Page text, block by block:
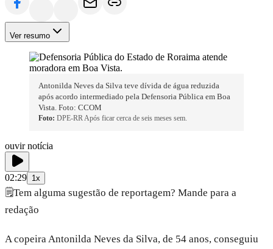
Ver resumo
Antonilda Neves da Silva teve dívida de água reduzida
após acordo intermediado pela Defensoria Pública em Boa
Vista. Foto: CCOM
Foto: DPE-RR Após ficar cerca de seis meses sem.
ouvir notícia
02:29 1x
🗒️Tem alguma sugestão de reportagem? Mande para a
redação
A copeira Antonilda Neves da Silva, de 54 anos, conseguiu